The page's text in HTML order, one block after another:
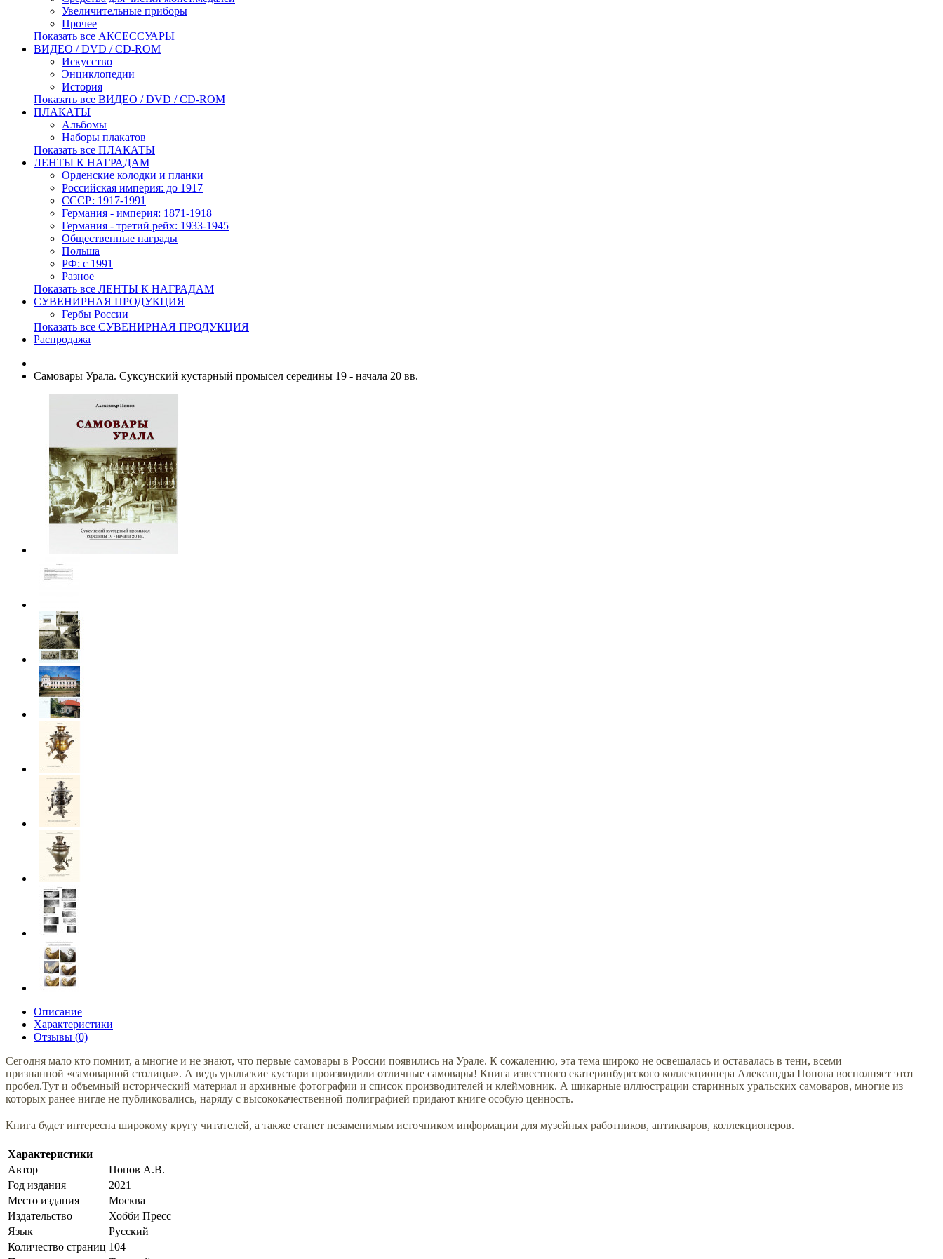
Увеличительные приборы
Прочее
Показать все АКСЕССУАРЫ
ВИДЕО / DVD / CD-ROM
Искусство
Энциклопедии
История
Показать все ВИДЕО / DVD / CD-ROM
ПЛАКАТЫ
Альбомы
Наборы плакатов
Показать все ПЛАКАТЫ
ЛЕНТЫ К НАГРАДАМ
Орденские колодки и планки
Российская империя: до 1917
СССР: 1917-1991
Германия - империя: 1871-1918
Германия - третий рейх: 1933-1945
Общественные награды
Польша
РФ: с 1991
Разное
Показать все ЛЕНТЫ К НАГРАДАМ
СУВЕНИРНАЯ ПРОДУКЦИЯ
Гербы России
Показать все СУВЕНИРНАЯ ПРОДУКЦИЯ
Распродажа
Самовары Урала. Суксунский кустарный промысел середины 19 - начала 20 вв.
Описание
Характеристики
Отзывы (0)
Сегодня мало кто помнит, а многие и не знают, что первые самовары в России появились на Урале. К сожалению, эта тема широко не освещалась и оставалась в тени, всеми
признанной «самоварной столицы». А ведь уральские кустари производили отличные самовары! Книга известного екатеринбургского коллекционера Александра Попова восполняет этот
пробел.Тут и объемный исторический материал и архивные фотографии и список производителей и клеймовник. А шикарные иллюстрации старинных уральских самоваров, многие из
которых ранее нигде не публиковались, наряду с высококачественной полиграфией придают книге особую ценность.
Книга будет интересна широкому кругу читателей, а также станет незаменимым источником информации для музейных работников, антикваров, коллекционеров.
Характеристики
Автор
Попов А.В.
Год издания
2021
Место издания
Москва
Издательство
Хобби Пресс
Язык
Русский
Количество страниц 104